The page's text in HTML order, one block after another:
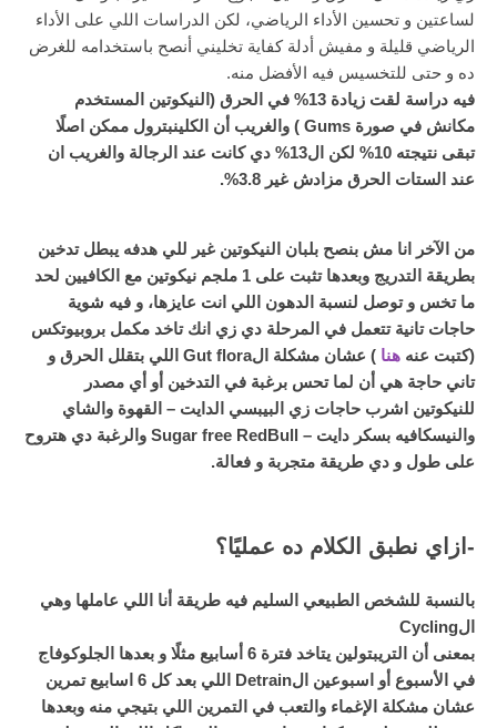
لساعتين و تحسين الأداء الرياضي، لكن الدراسات اللي على الأداء
الرياضي قليلة و مفيش أدلة كفاية تخليني أنصح باستخدامه للغرض
ده و حتى للتخسيس فيه الأفضل منه.
فيه دراسة لقت زيادة 13% في الحرق (النيكوتين المستخدم
مكانش في صورة Gums ) والغريب أن الكلينبترول ممكن اصلًا
تبقى نتيجته 10% لكن ال13% دي كانت عند الرجالة والغريب ان
عند الستات الحرق مزادش غير 3.8%.
من الآخر انا مش بنصح بلبان النيكوتين غير للي هدفه يبطل تدخين
بطريقة التدريج وبعدها تثبت على 1 ملجم نيكوتين مع الكافيين لحد
ما تخس و توصل لنسبة الدهون اللي انت عايزها، و فيه شوية
حاجات تانية تتعمل في المرحلة دي زي انك تاخد مكمل بروبيوتكس
(كتبت عنه هنا
) عشان مشكلة الGut flora اللي بتقلل الحرق و
تاني حاجة هي أن لما تحس برغبة في التدخين أو أي مصدر
للنيكوتين اشرب حاجات زي البيبسي الدايت – القهوة والشاي
والنيسكافيه بسكر دايت – Sugar free RedBull والرغبة دي هتروح
على طول و دي طريقة متجربة و فعالة.
-ازاي نطبق الكلام ده عمليًا؟
بالنسبة للشخص الطبيعي السليم فيه طريقة أنا اللي عاملها وهي
الCycling
بمعنى أن التريبتولين يتاخد فترة 6 أسابيع مثلًا و بعدها الجلوكوفاج
في الأسبوع أو اسبوعين الDetrain اللي بعد كل 6 اسابيع تمرين
عشان مشكلة الإغماء والتعب في التمرين اللي بتيجي منه وبعدها